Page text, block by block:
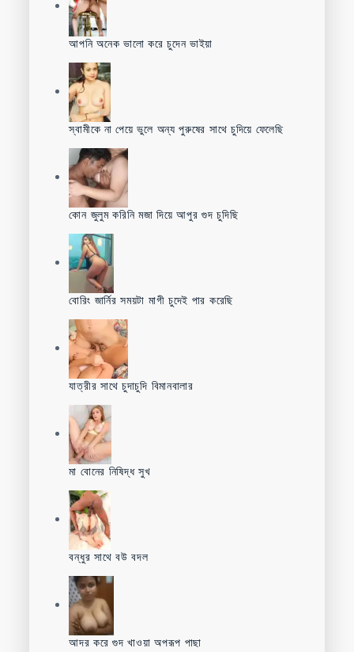
আপনি অনেক ভালো করে চুদেন ভাইয়া
স্বামীকে না পেয়ে ভুলে অন্য পুরুষের সাথে চুদিয়ে ফেলেছি
কোন জুলুম করিনি মজা দিয়ে আপুর গুদ চুদিছি
বোরিং জার্নির সময়টা মাগী চুদেই পার করেছি
যাত্রীর সাথে চুদাচুদি বিমানবালার
মা বোনের নিষিদ্ধ সুখ
বন্ধুর সাথে বউ বদল
আদর করে গুদ খাওয়া অপরূপ পাছা